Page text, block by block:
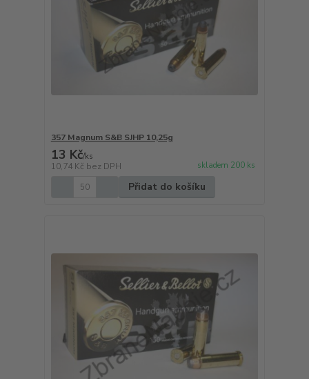
357 Magnum S&B SJHP 10,25g
13 Kč/ks
10,74 Kč bez DPH skladem 200 ks
Přidat do košíku